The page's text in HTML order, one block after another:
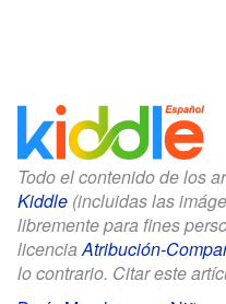
Todo el contenido de los
Kiddle (incluidas las
libremente para fines
licenciaAtribución-
lo contrario. Citar este